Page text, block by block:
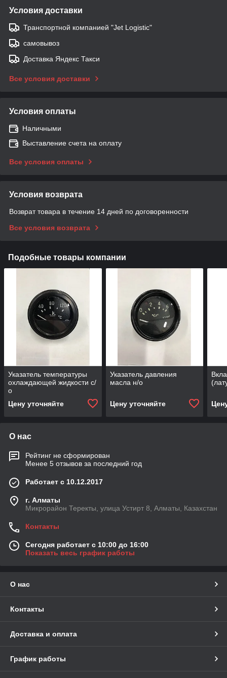
Условия доставки
Транспортной компанией "Jet Logistic"
самовывоз
Доставка Яндекс Такси
Все условия доставки
Условия оплаты
Наличными
Выставление счета на оплату
Все условия оплаты
Условия возврата
Возврат товара в течение 14 дней по договоренности
Все условия возврата
Подобные товары компании
Указатель температуры
охлаждающей жидкости с/
о
Цену уточняйте
Указатель давления
масла н/о
Цену уточняйте
О нас
Рейтинг не сформирован
Менее 5 отзывов за последний год
Работает с 10.12.2017
г. Алматы
Микрорайон Теректы, улица Устирт 8, Алматы, Казахстан
Контакты
Сегодня работает с 10:00 до 16:00
Показать весь график работы
О нас
Контакты
Доставка и оплата
График работы